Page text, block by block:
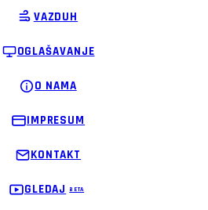
VAZDUH
OGLAŠAVANJE
O NAMA
IMPRESUM
KONTAKT
GLEDAJ